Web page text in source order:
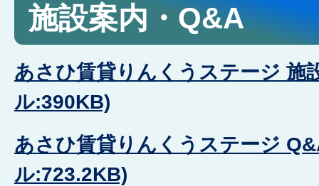
施設案内・Q&A
あさひ賃貸りんくうステージ 施
ル:390KB)
あさひ賃貸りんくうステージ
ル:723.2KB)